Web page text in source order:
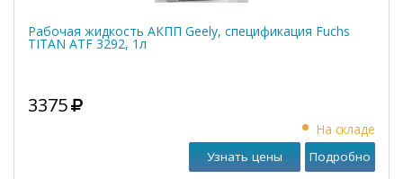
Рабочая жидкость АКПП Geely, спецификация Fuchs
TITAN ATF 3292, 1л
3375
На складе
Узнать цены Подробно